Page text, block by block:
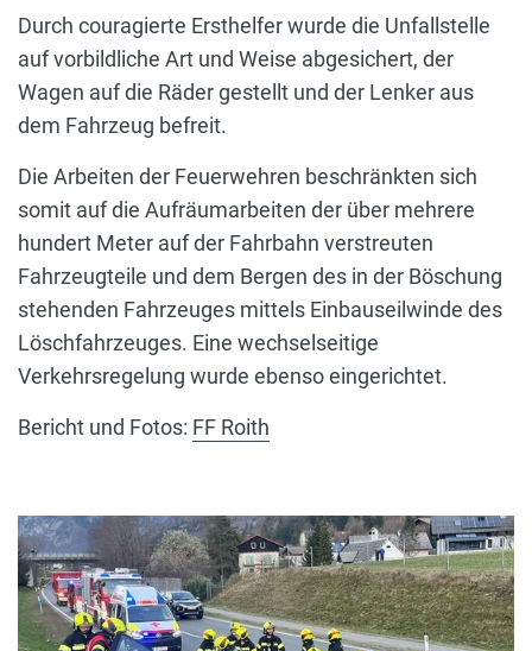
Durch couragierte Ersthelfer wurde die Unfallstelle
auf vorbildliche Art und Weise abgesichert, der
Wagen auf die Räder gestellt und der Lenker aus
dem Fahrzeug befreit.
Die Arbeiten der Feuerwehren beschränkten sich
somit auf die Aufräumarbeiten der über mehrere
hundert Meter auf der Fahrbahn verstreuten
Fahrzeugteile und dem Bergen des in der Böschung
stehenden Fahrzeuges mittels Einbauseilwinde des
Löschfahrzeuges. Eine wechselseitige
Verkehrsregelung wurde ebenso eingerichtet.
Bericht und Fotos: FF Roith